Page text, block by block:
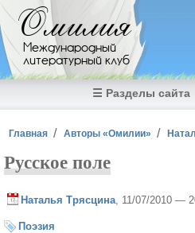
Перейти к основному содержанию
Омилия
Международный
литературный клуб
☰ Разделы сайта
Вы здесь
Главная Авторы «Омилии»
Русское поле
Наталья Трясцина , 11/07/2010 —
Поэзия